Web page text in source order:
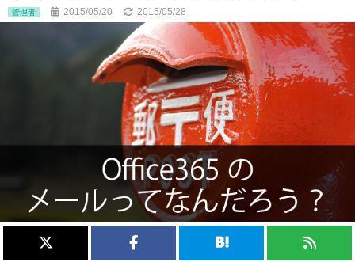
管理者 2015/05/20 2015/05/28